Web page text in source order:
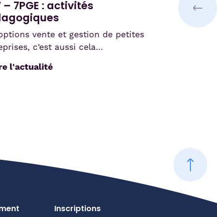
7PGE : activités
vente et gestion de petites
c’est aussi cela…
STA
En tant
Inscriptions